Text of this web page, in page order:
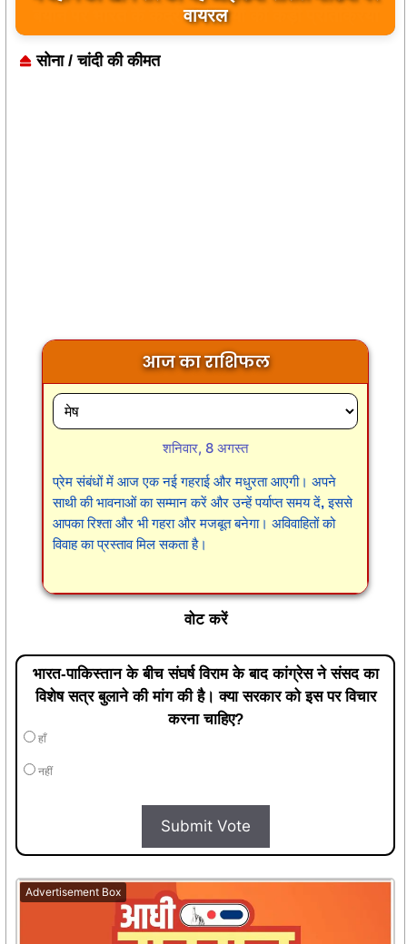
बयान पर भारत के केंद्रीय मंत्रियों की कड़ी प्रतिक्रिया
सोना / चांदी की कीमत
आज का राशिफल
शनिवार, 8 अगस्त
प्रेम संबंधों में आज एक नई गहराई और मधुरता आएगी। अपने
साथी की भावनाओं का सम्मान करें और उन्हें पर्याप्त समय दें, इससे
आपका रिश्ता और भी गहरा और मजबूत बनेगा। अविवाहितों को
विवाह का प्रस्ताव मिल सकता है।
वोट करें
भारत-पाकिस्तान के बीच संघर्ष विराम के बाद कांग्रेस ने संसद का
विशेष सत्र बुलाने की मांग की है। क्या सरकार को इस पर विचार
करना चाहिए?
हाँ
नहीं
Submit Vote
Advertisement Box